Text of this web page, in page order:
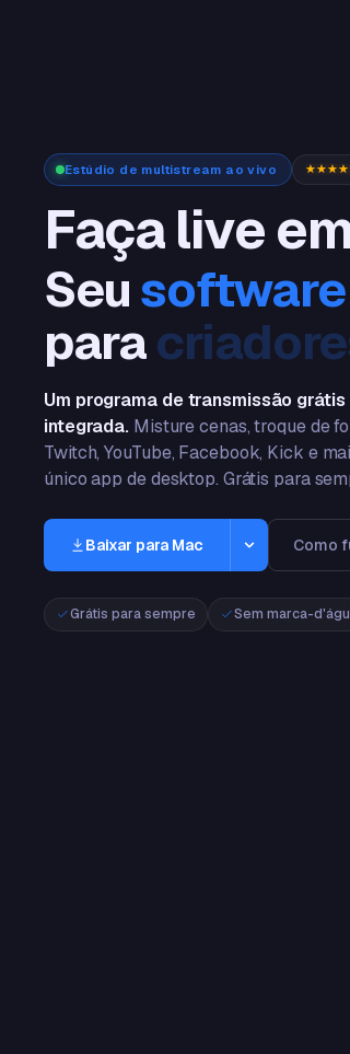
Estúdio de multistream ao vivo
Faça live
Seu
para
Um programa de transmissão
integrada. Misture cenas, troque de
Twitch, YouTube, Facebook, Kick e
único app de desktop. Grátis para
Baixar para Mac
Windows
Windows 10/11 · 64-bit
Como
Grátis para sempre Sem marca-